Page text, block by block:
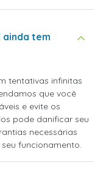
ainda tem
tentativas infinitas
que você
e evite os
pode danificar seu
necessárias
funcionamento.